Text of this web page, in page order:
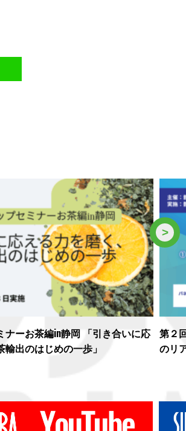
ナーお茶編in静岡 「引き合いに応
出のはじめの一歩」
第２
のリ
>